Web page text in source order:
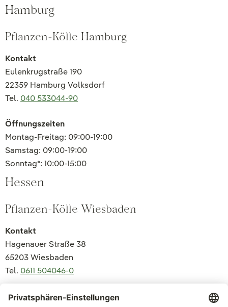
Hamburg
Pflanzen-Kölle Hamburg
Kontakt
Eulenkrugstraße 190
22359 Hamburg Volksdorf
Tel. 040 533044-90
Öffnungszeiten
Montag-Freitag: 09:00-19:00
Samstag: 09:00-19:00
Sonntag*: 10:00-15:00
Hessen
Pflanzen-Kölle Wiesbaden
Kontakt
Hagenauer Straße 38
65203 Wiesbaden
Tel. 0611 504046-0
Öffnungszeiten